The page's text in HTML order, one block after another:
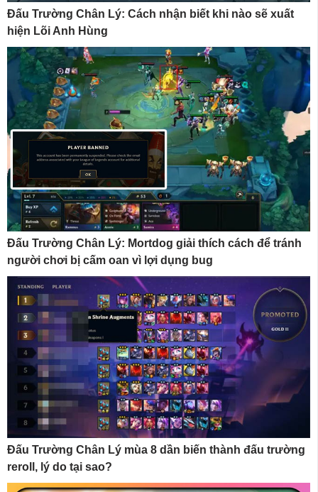
Đấu Trường Chân Lý: Cách nhận biết khi nào sẽ xuất
hiện Lõi Anh Hùng
Đấu Trường Chân Lý: Mortdog giải thích cách để tránh
người chơi bị cấm oan vì lợi dụng bug
Đấu Trường Chân Lý mùa 8 dần biến thành đấu trường
reroll, lý do tại sao?